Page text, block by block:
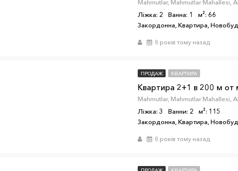
Ліжка: 2
Ванна: 1
м²: 66
Закордонна, Квартира, Новобуд
8 років тому назад
ПРОДАЖ КВАРТИРА
Ліжка: 3
Ванни: 2
м²: 115
Закордонна, Квартира, Новобуд
8 років тому назад